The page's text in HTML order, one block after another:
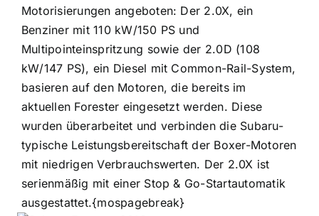
Motorisierungen angeboten: Der 2.0X, ein
Benziner mit 110 kW/150 PS und
Multipointeinspritzung sowie der 2.0D (108
kW/147 PS), ein Diesel mit Common-Rail-System,
basieren auf den Motoren, die bereits im
aktuellen Forester eingesetzt werden. Diese
wurden überarbeitet und verbinden die Subaru-
typische Leistungsbereitschaft der Boxer-Motoren
mit niedrigen Verbrauchswerten. Der 2.0X ist
serienmäßig mit einer Stop & Go-Startautomatik
ausgestattet.{mospagebreak}